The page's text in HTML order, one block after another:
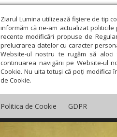
Ziarul Lumina utilizează fişiere de tip
informăm că ne-am actualizat
recente modificări propuse de
prelucrarea datelor cu caracter
Website-ul nostru te rugăm să
continuarea navigării pe Website-ul
Cookie. Nu uita totuși că poți modifica
de Cookie.
Politica de Cookie GDPR